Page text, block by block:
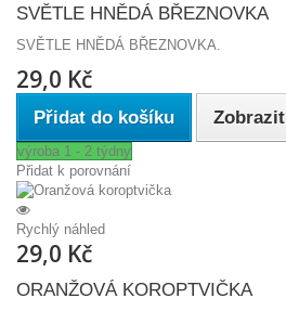
SVĚTLE HNĚDÁ BŘEZNOVKA
SVĚTLE HNĚDÁ BŘEZNOVKA.
29,0 Kč
Přidat do košíku Zobrazit
výroba 1 - 2 týdny
Přidat k porovnání
Rychlý náhled
29,0 Kč
ORANŽOVÁ KOROPTVIČKA